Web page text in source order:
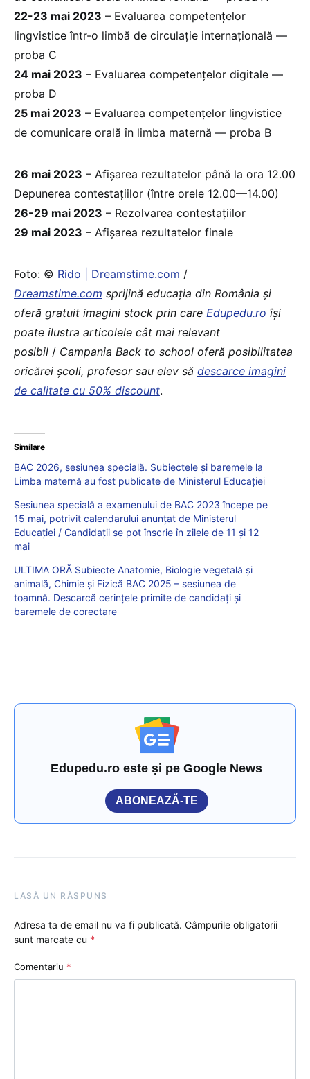
22-23 mai 2023 – Evaluarea competențelor
lingvistice într-o limbă de circulație internațională —
proba C
24 mai 2023 – Evaluarea competențelor digitale —
proba D
25 mai 2023 – Evaluarea competențelor lingvistice
de comunicare orală în limba maternă — proba B
26 mai 2023 – Afișarea rezultatelor până la ora 12.00
Depunerea contestațiilor (între orele 12.00—14.00)
26-29 mai 2023 – Rezolvarea contestațiilor
29 mai 2023 – Afișarea rezultatelor finale
Foto: © Rido | Dreamstime.com /
Dreamstime.com sprijină educaţia din România şi
oferă gratuit imagini stock prin care Edupedu.ro îşi
poate ilustra articolele cât mai relevant
posibil / Campania Back to school oferă posibilitatea
oricărei școli, profesor sau elev să descarce imagini
de calitate cu 50% discount.
Similare
BAC 2026, sesiunea specială. Subiectele și baremele la
Limba maternă au fost publicate de Ministerul Educației
Sesiunea specială a examenului de BAC 2023 începe pe
15 mai, potrivit calendarului anunțat de Ministerul
Educației / Candidații se pot înscrie în zilele de 11 și 12
mai
ULTIMA ORĂ Subiecte Anatomie, Biologie vegetală și
animală, Chimie și Fizică BAC 2025 – sesiunea de
toamnă. Descarcă cerințele primite de candidați și
baremele de corectare
Edupedu.ro este și pe Google News
ABONEAZĂ-TE
LASĂ UN RĂSPUNS
Adresa ta de email nu va fi publicată. Câmpurile obligatorii
sunt marcate cu *
Comentariu *